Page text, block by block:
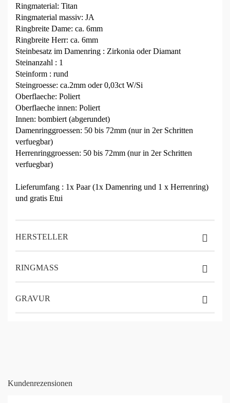
Ringmaterial: Titan
Ringmaterial massiv: JA
Ringbreite Dame: ca. 6mm
Ringbreite Herr: ca. 6mm
Steinbesatz im Damenring : Zirkonia oder Diamant
Steinanzahl : 1
Steinform : rund
Steingroesse: ca.2mm oder 0,03ct W/Si
Oberflaeche: Poliert
Oberflaeche innen: Poliert
Innen: bombiert (abgerundet)
Damenringgroessen: 50 bis 72mm (nur in 2er Schritten
verfuegbar)
Herrenringgroessen: 50 bis 72mm (nur in 2er Schritten
verfuegbar)
Lieferumfang : 1x Paar (1x Damenring und 1 x Herrenring)
und gratis Etui
HERSTELLER
RINGMASS
GRAVUR
Kundenrezensionen